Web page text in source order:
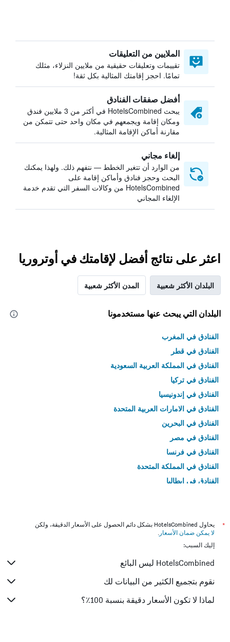
الملايين من التعليقات
تقييمات وتعليقات حقيقية من ملايين النزلاء، مثلك
تمامًا. احجز إقامتك المثالية بكل ثقة!
أفضل صفقات الفنادق
يبحث HotelsCombined في أكثر من 3 ملايين فندق
ومكان إقامة ويجمعهم في مكان واحد حتى تتمكن من
مقارنة أماكن الإقامة المثالية.
إلغاء مجاني
من الوارد أن تتغير الخطط — نتفهم ذلك. ولهذا يمكنك
البحث وحجز فنادق وأماكن إقامة على
HotelsCombined من وكالات السفر التي تقدم خدمة
الإلغاء المجاني
اعثر على نتائج أفضل لإقامتك في أوتروريا
البلدان الأكثر شعبية المدن الأكثر شعبية
البلدان التي يبحث عنها مستخدمونا
الفنادق في المغرب
الفنادق في قطر
الفنادق في المملكة العربية السعودية
الفنادق في تركيا
الفنادق في إندونيسيا
الفنادق في الامارات العربية المتحدة
الفنادق في البحرين
الفنادق في مصر
الفنادق في فرنسا
الفنادق في المملكة المتحدة
الفنادق في إيطاليا
*
يحاول HotelsCombined بشكل دائم الحصول على الأسعار الدقيقة، ولكن
لا يمكن ضمان الأسعار .
إليك السبب:
HotelsCombined ليس البائع
نقوم بتجميع الكثير من البيانات لك
لماذا لا تكون الأسعار دقيقة بنسبة 100٪؟